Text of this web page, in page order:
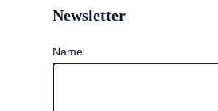
Newsletter
Name